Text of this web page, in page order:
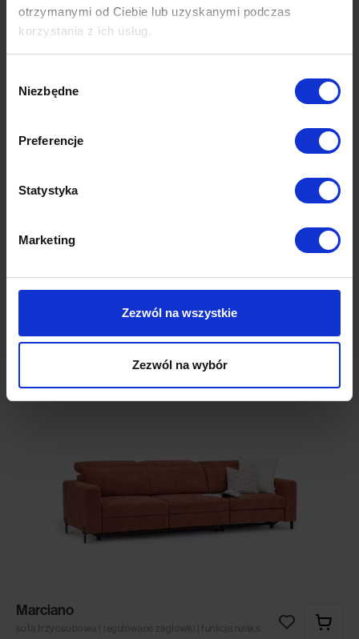
otrzymanymi od Ciebie lub uzyskanymi podczas
korzystania z ich usług.
zgody
Niezbędne
Preferencje
Statystyka
Marketing
Zezwól na wszystkie
Zezwól na wybór
Marciano
sofa trzyosobowa | regulowane zagłówki | funkcja relaks